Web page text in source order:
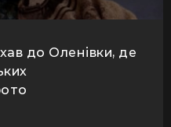
до Оленівки, де